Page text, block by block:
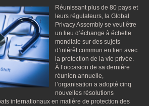
Réunissant plus de 80 pays et
leurs régulateurs, la Global
Privacy Assembly se veut être
un lieu d’échange à échelle
mondiale sur des sujets
d’intérêt commun en lien avec
la protection de la vie privée.
À l’occasion de sa dernière
réunion annuelle,
l’organisation a adopté cinq
nouvelles résolutions
internationaux en matière de protection des